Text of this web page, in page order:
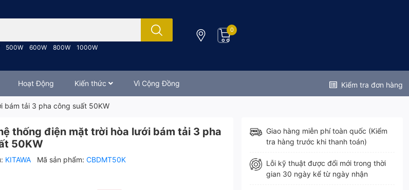
500W 600W 800W 1000W
0
Hoạt Động Kiến thức Vì Cộng Đồng Kiểm tra đơn hàng
bám tải 3 pha công suất 50KW
thống điện mặt trời hòa lưới bám tải 3 pha
50KW
KITAWA Mã sản phẩm: CBDMT50K
Giao hàng miễn phí toàn quốc (Kiểm
tra hàng trước khi thanh toán)
Lỗi kỹ thuật được đổi mới trong thời
gian 30 ngày kể từ ngày nhận